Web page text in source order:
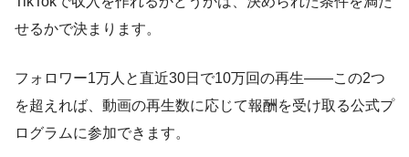
せるかで決まります。
フォロワー1万人と直近30日で10万回の再生——この2つ
を超えれば、動画の再生数に応じて報酬を受け取る公式プ
ログラムに参加できます。